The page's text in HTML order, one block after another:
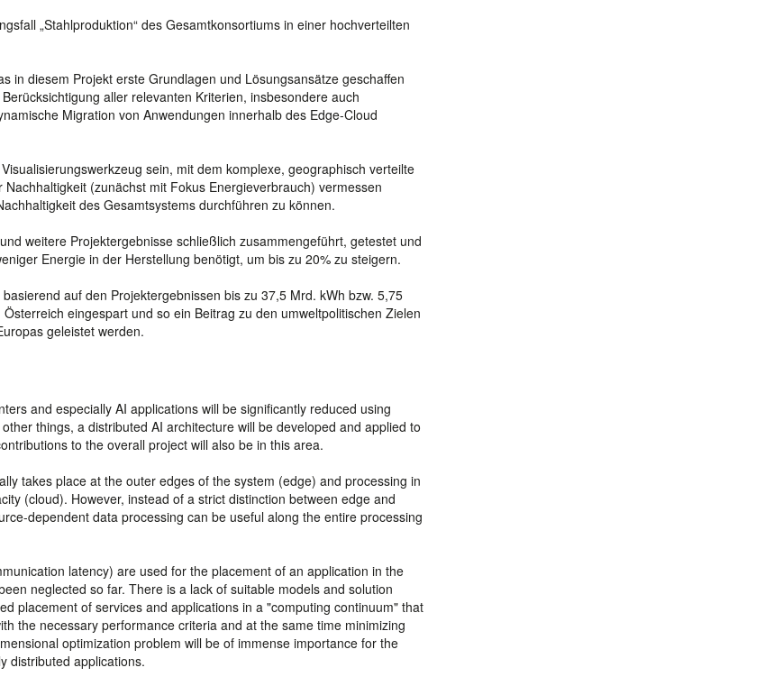
„Stahlproduktion“ des Gesamtkonsortiums in einer hochverteilten
in diesem Projekt erste Grundlagen und Lösungsansätze geschaffen
aller relevanten Kriterien, insbesondere auch
Migration von Anwendungen innerhalb des Edge-Cloud
sein, mit dem komplexe, geographisch verteilte
(zunächst mit Fokus Energieverbrauch) vermessen
des Gesamtsystems durchführen zu können.
weitere Projektergebnisse schließlich zusammengeführt, getestet und
Energie in der Herstellung benötigt, um bis zu 20% zu steigern.
auf den Projektergebnissen bis zu 37,5 Mrd. kWh bzw. 5,75
eingespart und so ein Beitrag zu den umweltpolitischen Zielen
geleistet werden.
and especially AI applications will be significantly reduced using
things, a distributed AI architecture will be developed and applied to
to the overall project will also be in this area.
takes place at the outer edges of the system (edge) and processing in
(cloud). However, instead of a strict distinction between edge and
dependent data processing can be useful along the entire processing
latency) are used for the placement of an application in the
neglected so far. There is a lack of suitable models and solution
placement of services and applications in a "computing continuum" that
the necessary performance criteria and at the same time minimizing
optimization problem will be of immense importance for the
distributed applications.